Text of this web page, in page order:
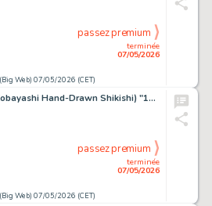
Web) 07/05/2026 (CET)
terminée
07/05/2026
passez premium
Makoto Kobayashi Hand-Drawn Shikishi) "1・2 no Sanshiro 2"
Web) 07/05/2026 (CET)
terminée
07/05/2026
passez premium